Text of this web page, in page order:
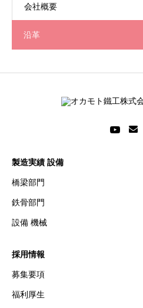
会社概要
沿革
製造実績 設備
橋梁部門
鉄骨部門
設備 機械
採用情報
募集要項
福利厚生